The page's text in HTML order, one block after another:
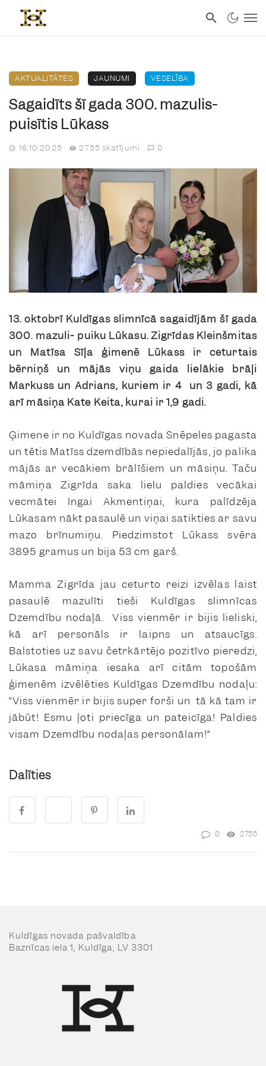
AKTUALITĀTES JAUNUMI VESELĪBA
Sagaidīts šī gada 300. mazulis-
puisītis Lūkass
16.10.2025 2755 skatījumi 0
13. oktobrī Kuldīgas slimnīcā sagaidījām šī gada
300. mazuli- puiku Lūkasu. Zigrīdas Kleinšmitas
un Matīsa Sīļa ģimenē Lūkass ir ceturtais
bērniņš un mājās viņu gaida lielākie brāļi
Markuss un Adrians, kuriem ir 4 un 3 gadi, kā
arī māsiņa Kate Keita, kurai ir 1,9 gadi.
Ģimene ir no Kuldīgas novada Snēpeles pagasta
un tētis Matīss dzemdībās nepiedalījās, jo palika
mājās ar vecākiem brālīšiem un māsiņu. Taču
māmiņa Zigrīda saka lielu paldies vecākai
vecmātei Ingai Akmentiņai, kura palīdzēja
Lūkasam nākt pasaulē un viņai satikties ar savu
mazo brīnumiņu. Piedzimstot Lūkass svēra
3895 gramus un bija 53 cm garš.
Mamma Zigrīda jau ceturto reizi izvēlas laist
pasaulē mazulīti tieši Kuldīgas slimnīcas
Dzemdību nodaļā. Viss vienmēr ir bijis lieliski,
kā arī personāls ir laipns un atsaucīgs.
Balstoties uz savu četrkārtējo pozitīvo pieredzi,
Lūkasa māmiņa iesaka arī citām topošām
ģimenēm izvēlēties Kuldīgas Dzemdību nodaļu:
“Viss vienmēr ir bijis super forši un tā kā tam ir
jābūt! Esmu ļoti priecīga un pateicīga! Paldies
visam Dzemdību nodaļas personālam!”
Dalīties
0 2755
Kuldīgas novada pašvaldība
Baznīcas iela 1, Kuldīga, LV 3301